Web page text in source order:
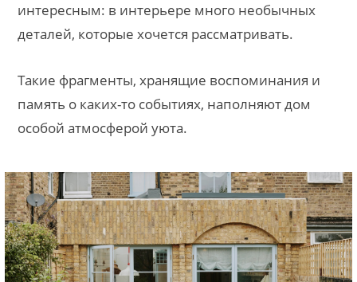
интересным: в интерьере много необычных
деталей, которые хочется рассматривать.
Такие фрагменты, хранящие воспоминания и
память о каких-то событиях, наполняют дом
особой атмосферой уюта.